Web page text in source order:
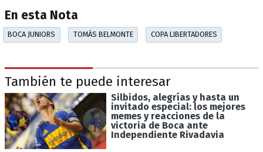
En esta Nota
BOCA JUNIORS TOMÁS BELMONTE COPA LIBERTADORES
También te puede interesar
Silbidos, alegrías y hasta un
invitado especial: los mejores
memes y reacciones de la
victoria de Boca ante
Independiente Rivadavia